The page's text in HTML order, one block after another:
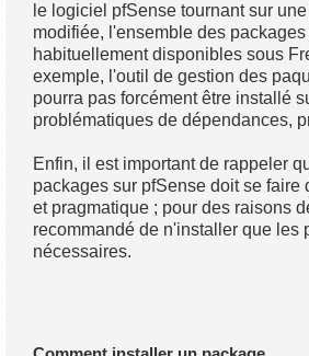
le logiciel pfSense tournant sur
modifiée, l'ensemble des
habituellement disponibles sous
exemple, l'outil de gestion des
pourra pas forcément être installé
problématiques de dépendances,
Enfin, il est important de rappeler
packages sur pfSense doit se faire
et pragmatique ; pour des raisons
recommandé de n'installer que les
nécessaires.